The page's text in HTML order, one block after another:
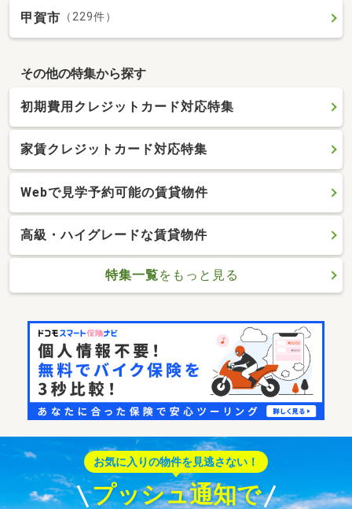
甲賀市 （229件）
その他の特集から探す
初期費用クレジットカード対応特集
家賃クレジットカード対応特集
Webで見学予約可能の賃貸物件
高級・ハイグレードな賃貸物件
特集一覧をもっと見る
お気に入りの物件を見逃さない！
プッシュ通知で